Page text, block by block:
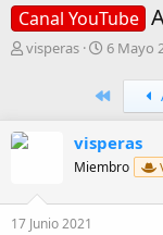
Canal YouTube
A
visperas
F
c
h
d
e
n
6 Mayo
Primero
visperas
Miembro
17 Junio 2021